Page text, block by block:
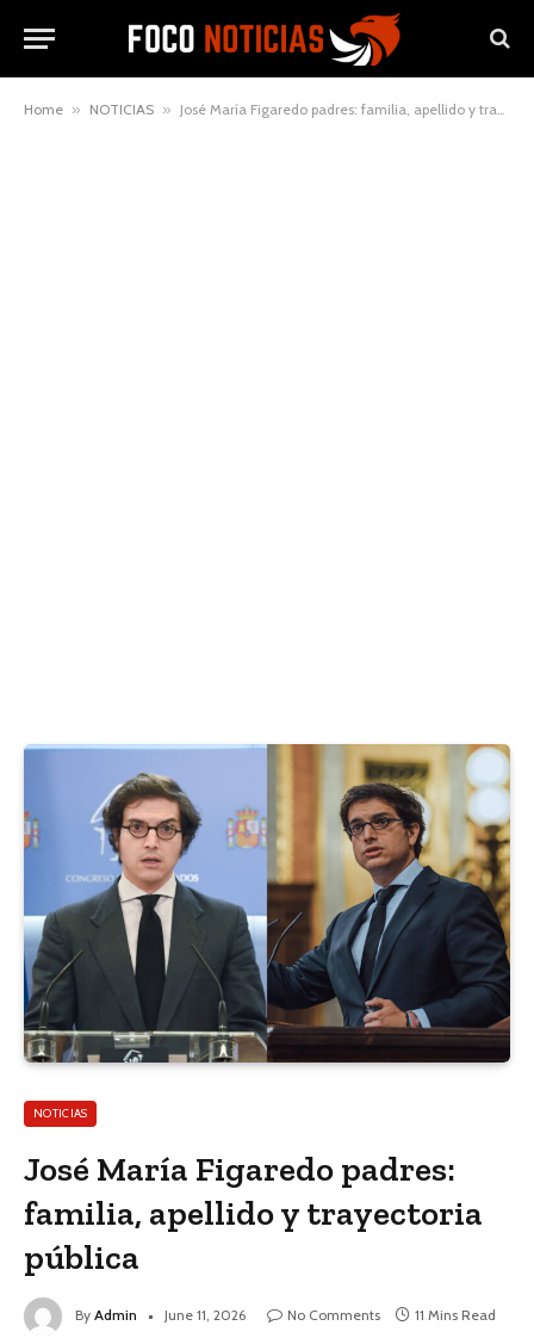
Home » NOTICIAS » José María Figaredo padres: familia, apellido y trayectoria pública
NOTICIAS
José María Figaredo padres:
familia, apellido y trayectoria
pública
By Admin June 11, 2026 No Comments
11 Mins Read